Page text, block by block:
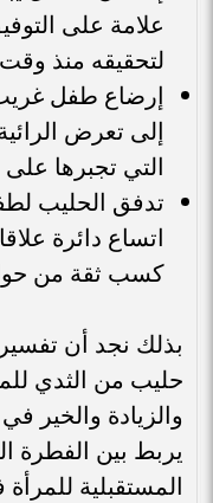
علامة على
لتحقيقه منذ
إرضاع طفل
إلى تعرض
التي تجبرها على
تدفق الحليب
اتساع دائرة
كسب ثقة من
بذلك نجد أن
حليب من الثدي
والزيادة والخير
يربط بين الفطرة
المستقبلية